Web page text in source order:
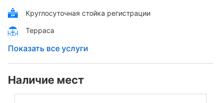
Круглосуточная стойка регистрации
Терраса
Показать все услуги
Наличие мест